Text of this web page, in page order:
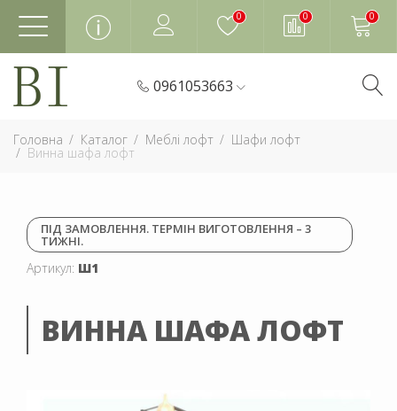
0 0 0
0961053663
Головна Каталог Меблі лофт Шафи лофт
Винна шафа лофт
ПІД ЗАМОВЛЕННЯ. ТЕРМІН ВИГОТОВЛЕННЯ – 3
ТИЖНІ.
Артикул: Ш1
ВИННА ШАФА ЛОФТ